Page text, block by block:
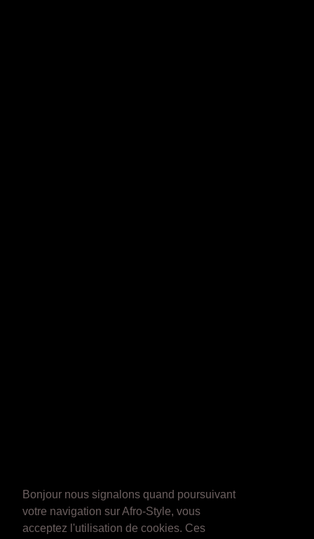
Bonjour nous signalons quand poursuivant
votre navigation sur Afro-Style, vous
acceptez l'utilisation de cookies. Ces